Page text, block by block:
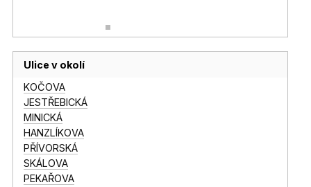
Ulice v okolí
KOČOVA
JESTŘEBICKÁ
MINICKÁ
HANZLÍKOVA
PŘÍVORSKÁ
SKÁLOVA
PEKAŘOVA